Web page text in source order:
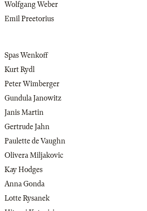
Wolfgang Weber
Emil Preetorius
Spas Wenkoff
Kurt Rydl
Peter Wimberger
Gundula Janowitz
Janis Martin
Gertrude Jahn
Paulette de Vaughn
Olivera Miljakovic
Kay Hodges
Anna Gonda
Lotte Rysanek